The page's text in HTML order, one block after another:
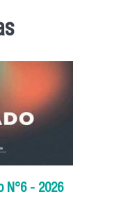
N°6 - 2026